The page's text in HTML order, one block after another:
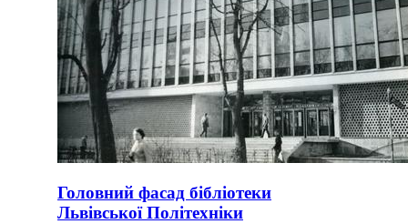
Головний фасад бібліотеки
Львівської Політехніки